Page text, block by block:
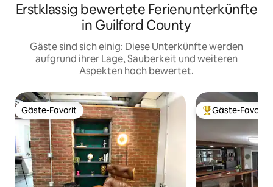
Erstklassig bewertete Ferienunterkünfte
in Guilford County
Gäste sind sich einig: Diese Unterkünfte werden
aufgrund ihrer Lage, Sauberkeit und weiteren
Aspekten hoch bewertet.
Gäste-Favorit
Gäste-Favorit Beliebter Gäste-
Gäste-Favorit